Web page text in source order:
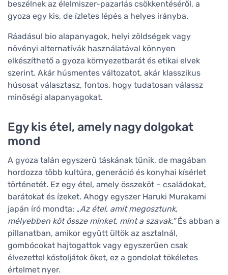
beszélnek az élelmiszer-pazarlás csökkentéséről, a
gyoza egy kis, de ízletes lépés a helyes irányba.
Ráadásul bio alapanyagok, helyi zöldségek vagy
növényi alternatívák használatával könnyen
elkészíthető a gyoza környezetbarát és etikai elvek
szerint. Akár húsmentes változatot, akár klasszikus
húsosat választasz, fontos, hogy tudatosan válassz
minőségi alapanyagokat.
Egy kis étel, amely nagy dolgokat
mond
A gyoza talán egyszerű táskának tűnik, de magában
hordozza több kultúra, generáció és konyhai kísérlet
történetét. Ez egy étel, amely összeköt – családokat,
barátokat és ízeket. Ahogy egyszer Haruki Murakami
japán író mondta: „Az étel, amit megosztunk,
mélyebben köt össze minket, mint a szavak."És abban a
pillanatban, amikor együtt ültök az asztalnál,
gombócokat hajtogattok vagy egyszerűen csak
élvezettel kóstoljátok őket, ez a gondolat tökéletes
értelmet nyer.